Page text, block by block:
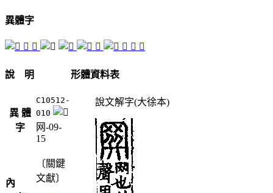
異體字
𦋠 𦋭 𦌮 𦌻 𨂳 䠣
說 明
異 體
字
C10512-
010
网-09-
15
內
〔關鍵
文獻〕
形體資料表
說文解字(大徐本)